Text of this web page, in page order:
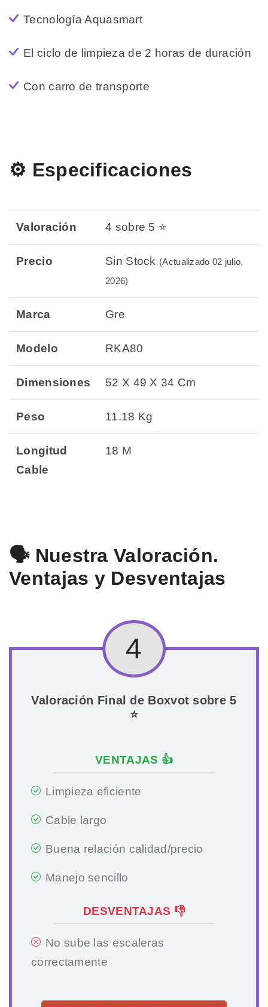
Tecnología Aquasmart
El ciclo de limpieza de 2 horas de duración
Con carro de transporte
⚙️ Especificaciones
Valoración 4 sobre 5 ⭐
Precio Sin Stock (Actualizado 02 julio,
2026)
Marca Gre
Modelo RKA80
Dimensiones 52 X 49 X 34 Cm
Peso 11.18 Kg
Longitud
Cable
18 M
🗣️ Nuestra Valoración.
Ventajas y Desventajas
4
Valoración Final de Boxvot sobre 5
⭐
VENTAJAS 👍
Limpieza eficiente
Cable largo
Buena relación calidad/precio
Manejo sencillo
DESVENTAJAS 👎
No sube las escaleras
correctamente